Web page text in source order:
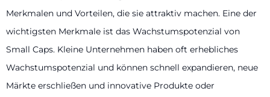
Merkmalen und Vorteilen, die sie attraktiv machen. Eine der
wichtigsten Merkmale ist das Wachstumspotenzial von
Small Caps. Kleine Unternehmen haben oft erhebliches
Wachstumspotenzial und können schnell expandieren, neue
Märkte erschließen und innovative Produkte oder